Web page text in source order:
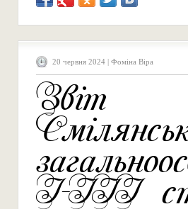
20 червня 2024 | Фоміна Віра
Звіт
І-ІІІ